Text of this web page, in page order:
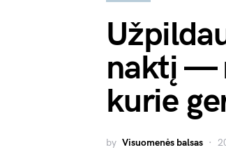
naktį —
kurie
by Visuomenės balsas